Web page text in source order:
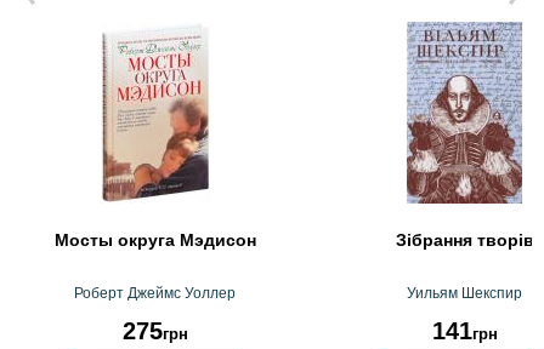
Мосты округа Мэдисон
Роберт Джеймс Уоллер
275грн
Зібрання творів
Уильям Шекспир
141грн